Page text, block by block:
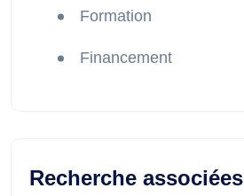
Formation
Financement
Recherche associées